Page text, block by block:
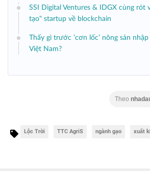
SSI Digital Ventures & IDGX cùng rót
tạo" startup về blockchain
Thấy gì trước ‘cơn lốc’ nông sản
Việt Nam?
Theo
Lộc Trời TTC AgriS ngành gạo xuất